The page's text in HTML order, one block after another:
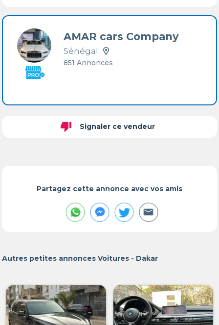
AMAR cars Company
Sénégal
851 Annonces
thumb_down Signaler ce vendeur
Partagez cette annonce avec vos amis
Autres petites annonces Voitures - Dakar